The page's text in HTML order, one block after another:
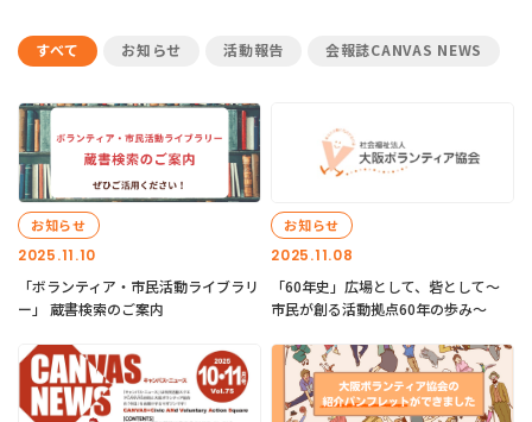
すべて お知らせ 活動報告 会報誌CANVAS NEWS
2025.11.10
お知らせ
「ボランティア・市民活動ライブラリ
ー」 蔵書検索のご案内
2025.11.08
お知らせ
「60年史」広場として、砦として～
市民が創る活動拠点60年の歩み～